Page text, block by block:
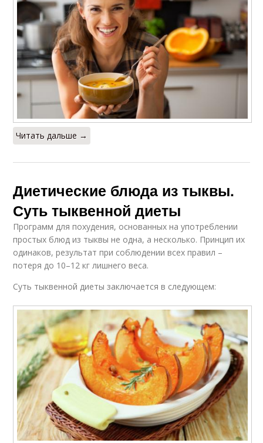
Читать дальше →
Диетические блюда из тыквы.
Суть тыквенной диеты
Программ для похудения, основанных на употреблении
простых блюд из тыквы не одна, а несколько. Принцип их
одинаков, результат при соблюдении всех правил –
потеря до 10–12 кг лишнего веса.
Суть тыквенной диеты заключается в следующем: